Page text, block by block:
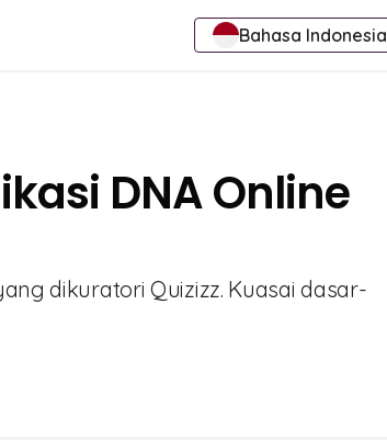
Bahasa Indonesia
DNA Online
dikuratori Quizizz. Kuasai dasar-